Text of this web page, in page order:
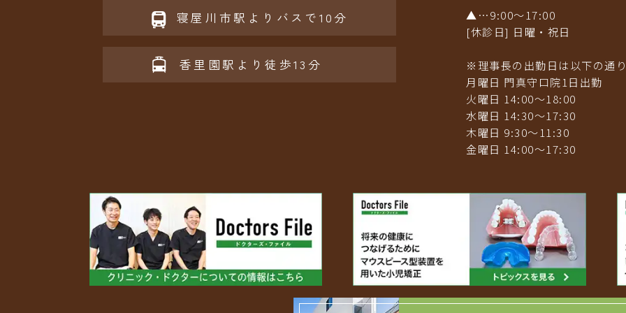
寝屋川市駅よりバスで10分
香里園駅より徒歩13分
▲…9:00〜17:00
[休診日] 日曜・祝日
※理事長の出勤日は以下の通
月曜日 門真守口院1日出勤
火曜日 14:00～18:00
水曜日 14:30～17:30
木曜日 9:30〜11:30
金曜日 14:00〜17:30